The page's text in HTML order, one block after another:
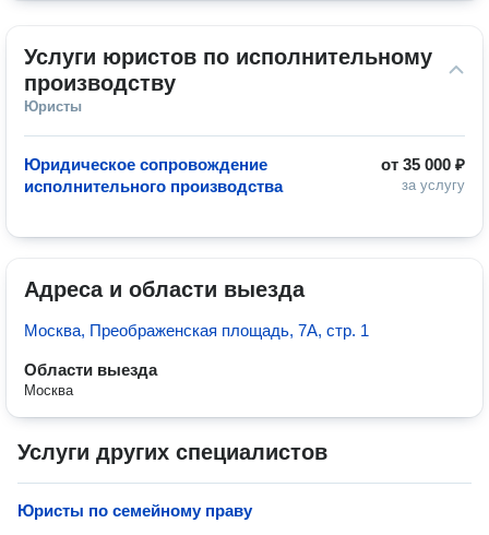
Услуги юристов по исполнительному
производству
Юристы
от 35 000 ₽
за услугу
Юридическое сопровождение
исполнительного производства
Адреса и области выезда
Москва, Преображенская площадь, 7А, стр. 1
Области выезда
Москва
Услуги других специалистов
Юристы по семейному праву